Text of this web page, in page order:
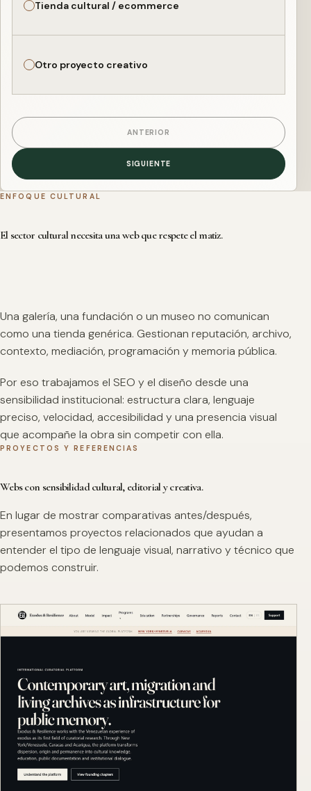
Tienda cultural / ecommerce
Otro proyecto creativo
ANTERIOR
SIGUIENTE
ENFOQUE CULTURAL
El sector cultural necesita una web que respete el matiz.
Una galería, una fundación o un museo no comunican
como una tienda genérica. Gestionan reputación, archivo,
contexto, mediación, programación y memoria pública.
Por eso trabajamos el SEO y el diseño desde una
sensibilidad institucional: estructura clara, lenguaje
preciso, velocidad, accesibilidad y una presencia visual
que acompañe la obra sin competir con ella.
PROYECTOS Y REFERENCIAS
Webs con sensibilidad cultural, editorial y creativa.
En lugar de mostrar comparativas antes/después,
presentamos proyectos relacionados que ayudan a
entender el tipo de lenguaje visual, narrativo y técnico que
podemos construir.